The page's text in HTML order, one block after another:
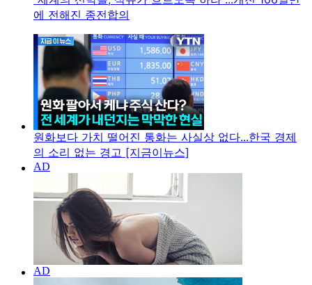
에 전해진 종전합의
원화보다 가치 떨어진 통화는 사실상 없다...한국 경제
의 소리 없는 경고 [지금이뉴스]